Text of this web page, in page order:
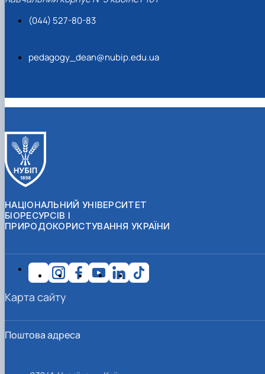
(044) 527-80-83
pedagogy_dean@nubip.edu.ua
НАЦІОНАЛЬНИЙ УНІВЕРСИТЕТ
БІОРЕСУРСІВ І
ПРИРОДОКОРИСТУВАННЯ УКРАЇНИ
Поштова адреса
Карта сайту